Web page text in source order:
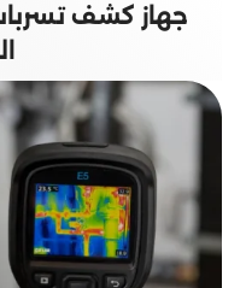
جهاز كشف